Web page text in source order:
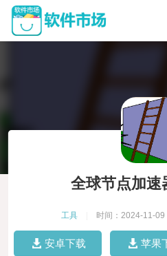
全球节点加速
工具 时间：2024-11-09
安卓下载 苹果